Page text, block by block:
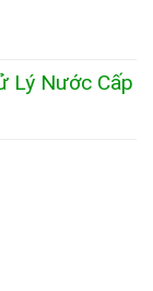
Lý Nước Cấp